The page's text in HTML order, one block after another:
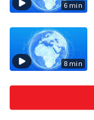
6 min
8 min